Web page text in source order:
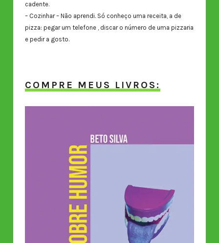
cadente.
– Cozinhar – Não aprendi. Só conheço uma receita, a de
pizza: pegar um telefone , discar o número de uma pizzaria
e pedir a gosto.
COMPRE MEUS LIVROS: